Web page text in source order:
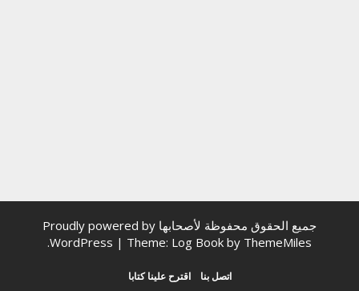
جميع الحقوق محفوظة لأصحابها Proudly powered by
WordPress | Theme: Log Book by ThemeMiles
.
اتصل بنا اقترح علينا كتابا